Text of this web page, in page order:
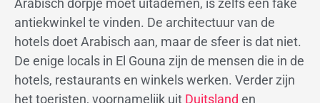
Arabisch dorpje moet uitademen, is zelfs een fake
antiekwinkel te vinden. De architectuur van de
hotels doet Arabisch aan, maar de sfeer is dat niet.
De enige locals in El Gouna zijn de mensen die in de
hotels, restaurants en winkels werken. Verder zijn
het toeristen, voornamelijk uit Duitsland en